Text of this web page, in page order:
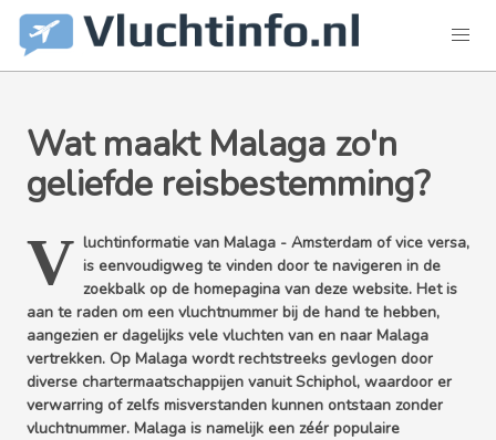
Wat maakt Malaga zo'n
geliefde reisbestemming?
V luchtinformatie van Malaga - Amsterdam of vice versa,
is eenvoudigweg te vinden door te navigeren in de
zoekbalk op de homepagina van deze website. Het is
aan te raden om een vluchtnummer bij de hand te hebben,
aangezien er dagelijks vele vluchten van en naar Malaga
vertrekken. Op Malaga wordt rechtstreeks gevlogen door
diverse chartermaatschappijen vanuit Schiphol, waardoor er
verwarring of zelfs misverstanden kunnen ontstaan zonder
vluchtnummer. Malaga is namelijk een zéér populaire